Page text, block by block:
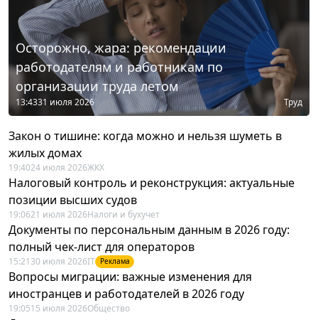
Осторожно, жара: рекомендации
работодателям и работникам по
организации труда летом
13:4331 июля 2026 Труд
Закон о тишине: когда можно и нельзя шуметь в
жилых домах
19:4024 июля 2026ЖКХ
Налоговый контроль и реконструкция: актуальные
позиции высших судов
19:0621 июля 2026Налоги и бухучет
Документы по персональным данным в 2026 году:
полный чек-лист для операторов
15:21 30 июля 2026IT Реклама
Вопросы миграции: важные изменения для
иностранцев и работодателей в 2026 году
19:0515 июля 2026Общество